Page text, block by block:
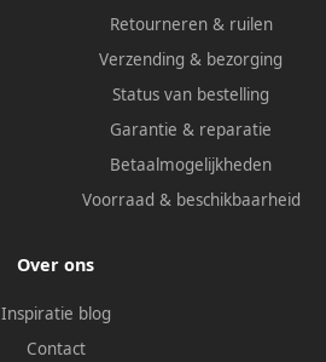
Retourneren & ruilen
Verzending & bezorging
Status van bestelling
Garantie & reparatie
Betaalmogelijkheden
Voorraad & beschikbaarheid
Over ons
Inspiratie blog
Contact